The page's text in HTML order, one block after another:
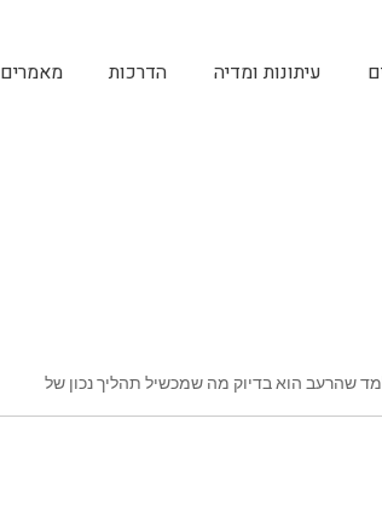
עיתונות ומדיה הדרכות מאמרים
שהרעב הוא בדיוק מה שמכשיל תהליך נכון של